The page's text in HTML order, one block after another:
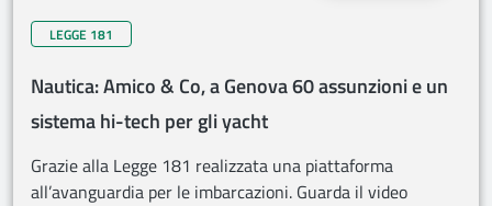
LEGGE 181
Nautica: Amico & Co, a Genova 60 assunzioni e un
sistema hi-tech per gli yacht
Grazie alla Legge 181 realizzata una piattaforma
all’avanguardia per le imbarcazioni. Guarda il video